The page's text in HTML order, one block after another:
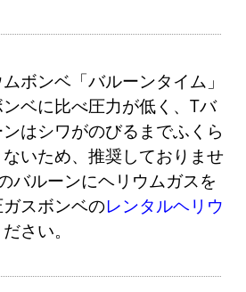
ボンベ「バルーンタイム」
ベに比べ圧力が低く、Tバ
はシワがのびるまでふくら
いため、推奨しておりませ
バルーンにヘリウムガスを
スボンベのレンタルヘリウ
さい。